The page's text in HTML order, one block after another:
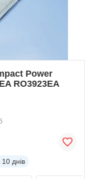
Power
RO3923EA
10 днів